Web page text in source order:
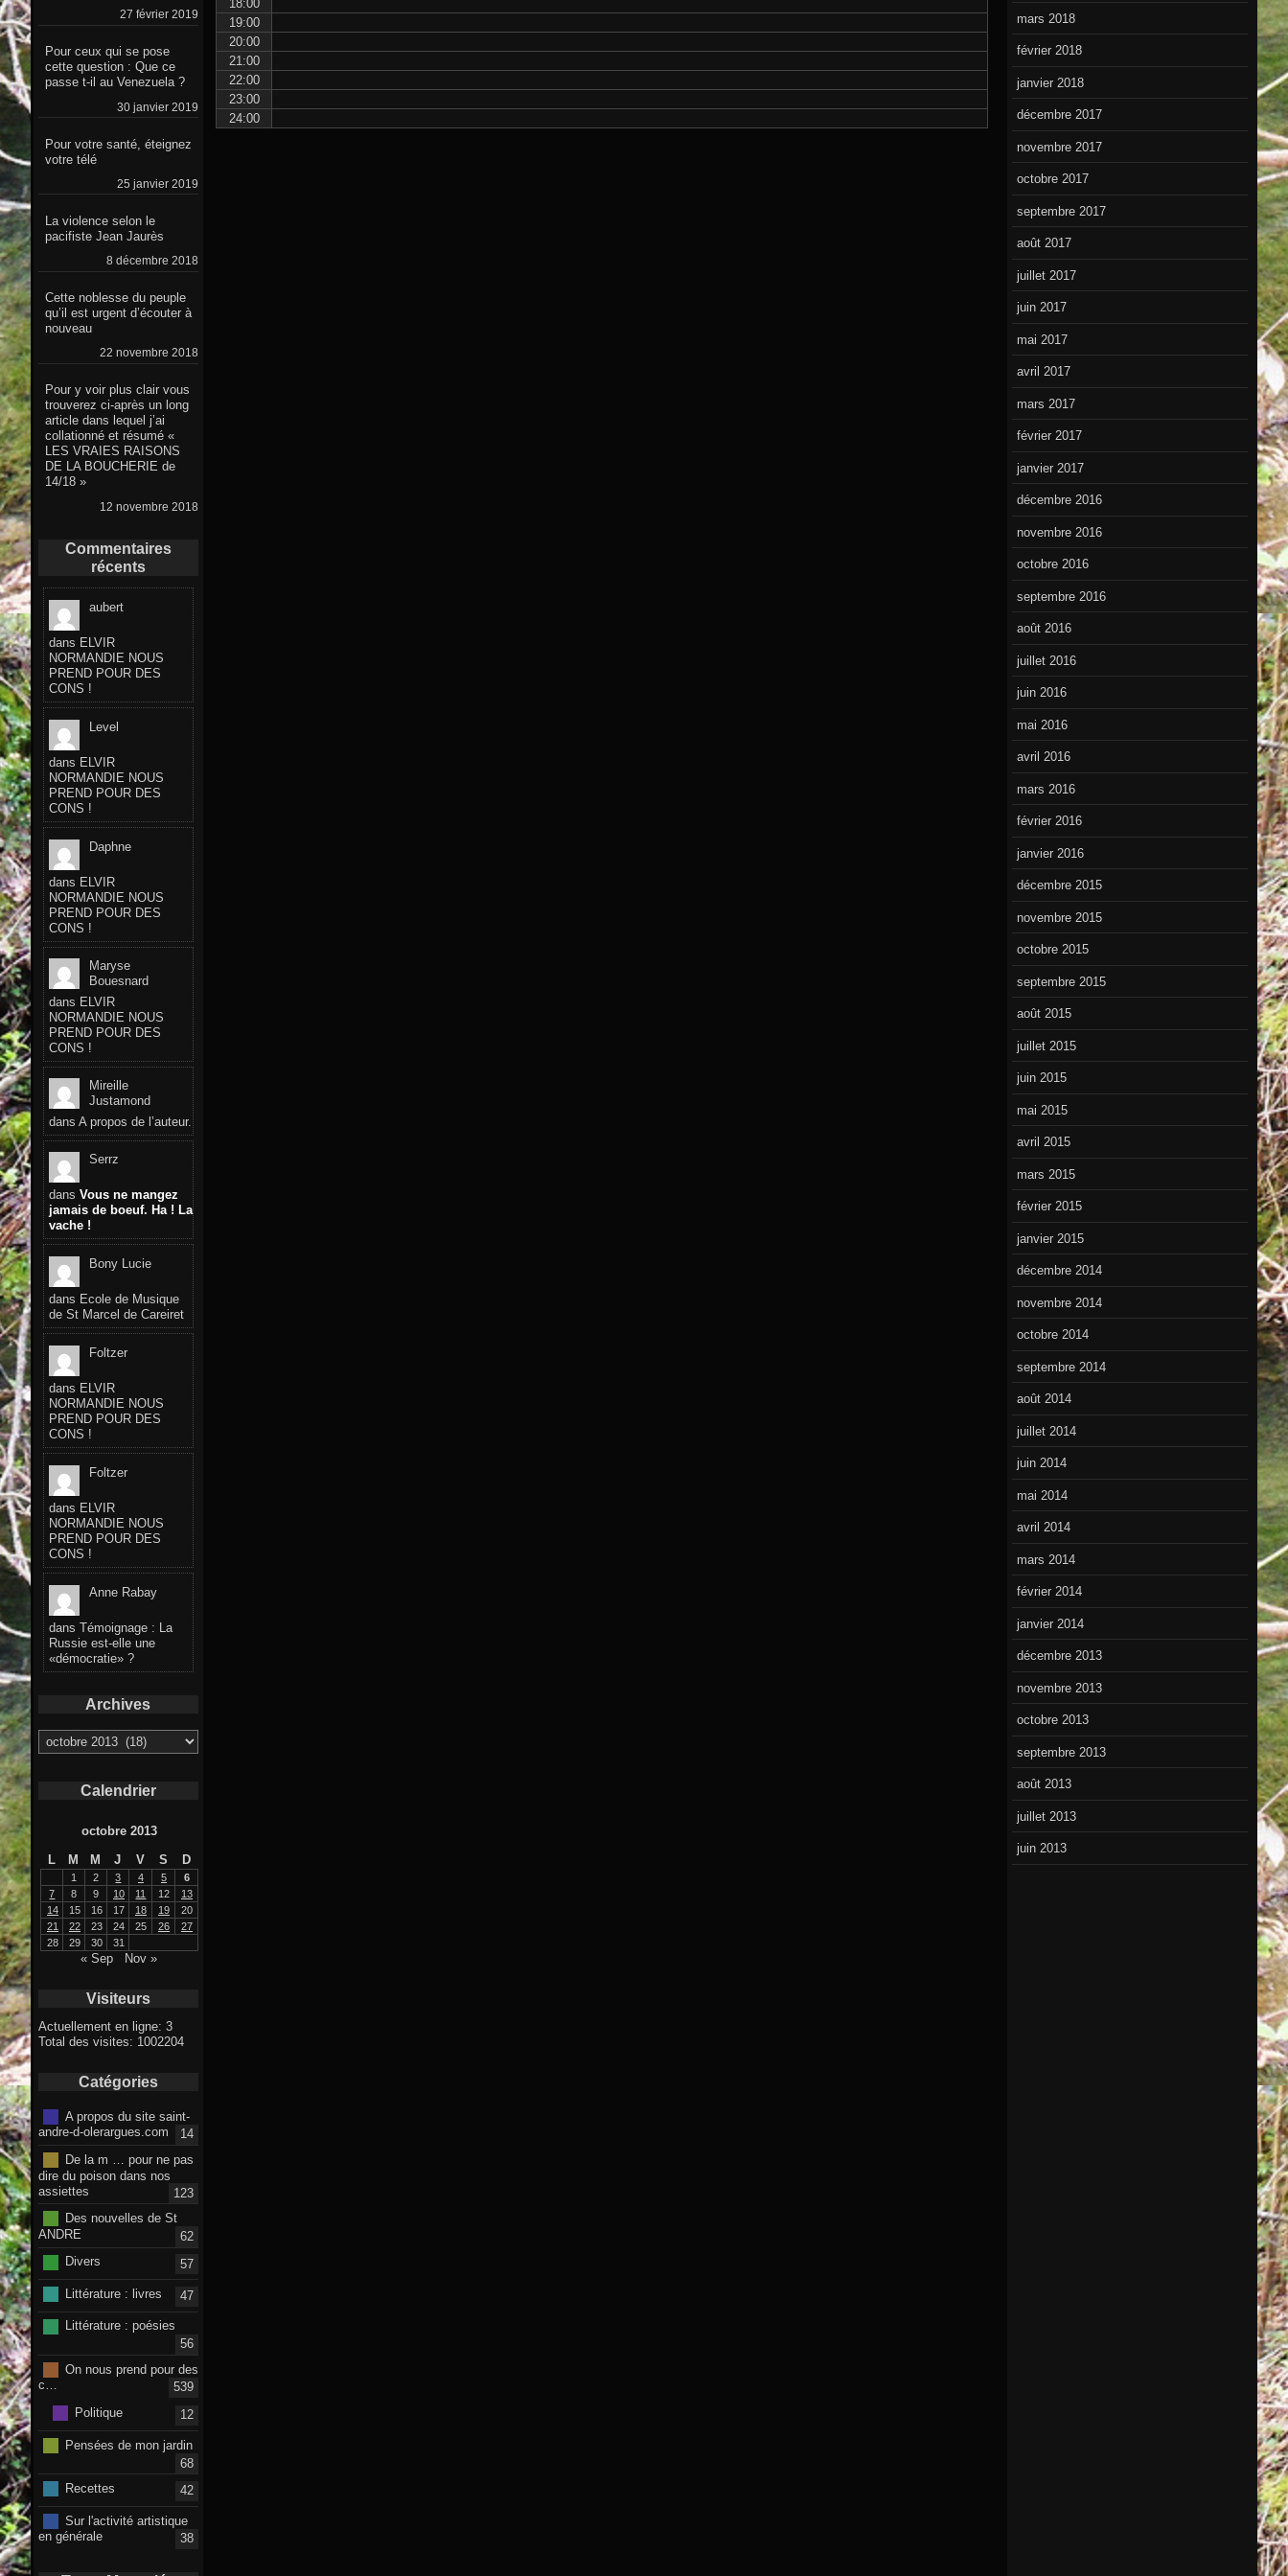
18:00
19:00
20:00
21:00
22:00
23:00
24:00
mars 2018
février 2018
janvier 2018
décembre 2017
novembre 2017
octobre 2017
septembre 2017
août 2017
juillet 2017
juin 2017
mai 2017
avril 2017
mars 2017
février 2017
janvier 2017
décembre 2016
novembre 2016
octobre 2016
septembre 2016
août 2016
juillet 2016
juin 2016
mai 2016
avril 2016
mars 2016
février 2016
janvier 2016
décembre 2015
novembre 2015
octobre 2015
septembre 2015
août 2015
juillet 2015
juin 2015
mai 2015
avril 2015
mars 2015
février 2015
janvier 2015
décembre 2014
novembre 2014
octobre 2014
septembre 2014
août 2014
juillet 2014
juin 2014
mai 2014
avril 2014
mars 2014
février 2014
janvier 2014
décembre 2013
novembre 2013
octobre 2013
septembre 2013
août 2013
juillet 2013
juin 2013
27 février 2019
Pour ceux qui se pose
cette question : Que ce
passe t-il au Venezuela ?
30 janvier 2019
Pour votre santé, éteignez
votre télé
25 janvier 2019
La violence selon le
pacifiste Jean Jaurès
8 décembre 2018
Cette noblesse du peuple
qu’il est urgent d’écouter à
nouveau
22 novembre 2018
Pour y voir plus clair vous
trouverez ci-après un long
article dans lequel j’ai
collationné et résumé «
LES VRAIES RAISONS
DE LA BOUCHERIE de
14/18 »
12 novembre 2018
Commentaires
récents
aubert
dans ELVIR
NORMANDIE NOUS
PREND POUR DES
CONS !
Level
dans ELVIR
NORMANDIE NOUS
PREND POUR DES
CONS !
Daphne
dans ELVIR
NORMANDIE NOUS
PREND POUR DES
CONS !
Maryse
Bouesnard
dans ELVIR
NORMANDIE NOUS
PREND POUR DES
CONS !
Mireille
Justamond
dans A propos de l’auteur.
Serrz
dans Vous ne mangez
jamais de boeuf. Ha ! La
vache !
Bony Lucie
dans Ecole de Musique
de St Marcel de Careiret
Foltzer
dans ELVIR
NORMANDIE NOUS
PREND POUR DES
CONS !
Foltzer
dans ELVIR
NORMANDIE NOUS
PREND POUR DES
CONS !
Anne Rabay
dans Témoignage : La
Russie est-elle une
«démocratie» ?
Archives
Archives
Calendrier
octobre 2013
L
M M J V S D
1 2 3 4 5
6
7
8 9 10 11 12
13
14
15 16 17 18 19
20
21
22 23 24 25 26
27
28
29 30 31
« Sep Nov »
Visiteurs
Actuellement en ligne: 3
Total des visites: 1002204
Catégories
A propos du site saint-
andre-d-olerargues.com
14
De la m … pour ne pas
dire du poison dans nos
assiettes
123
Des nouvelles de St
ANDRE
62
Divers
57
Littérature : livres 47
Littérature : poésies
56
On nous prend pour des
c…
539
Politique
12
Pensées de mon jardin
68
Recettes
42
Sur l'activité artistique
en générale
38